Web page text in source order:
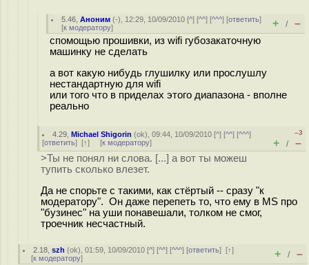
5.46 ,Аноним (-), 12:29, 10/09/2010 [^] [^^] [^^^] [ответить]
[к модератору] + / –
спомощью прошивки, из wifi губозакаточную
машинку не сделать
а вот какую нибудь глушилку или прослушлу
нестандартную для wifi
или того что в приделах этого диапазона - вполне
реально
4.29 ,Michael Shigorin (ok), 09:44, 10/09/2010 [^] [^^] [^^^]
[ответить] [↑] [к модератору]
–3
+ / –
>Ты не понял ни слова. [...] а вот ты можеш
тупить сколько влезет.
Да не спорьте с такими, как стёртый -- сразу "к
модератору". Он даже перепеть то, что ему в MS про
"бузинес" на уши понавешали, толком не смог,
троечник несчастный.
2.18 ,szh (ok), 01:59, 10/09/2010 [^] [^^] [^^^] [ответить][↑]
[к модератору] + / –